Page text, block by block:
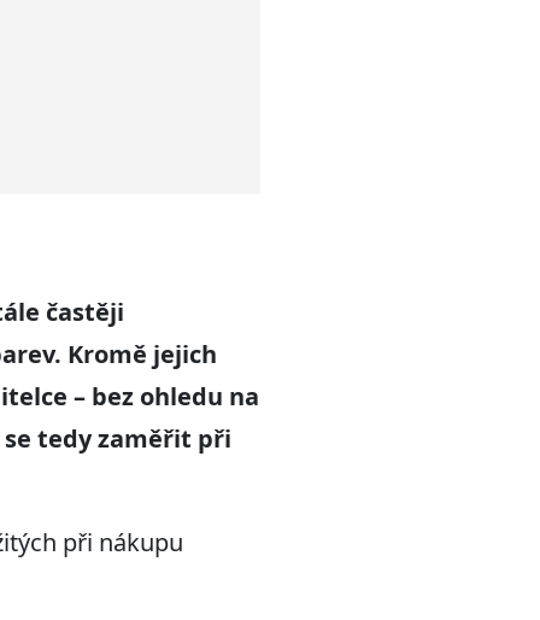
častěji
Kromě jejich
– bez ohledu na
se tedy zaměřit při
při nákupu